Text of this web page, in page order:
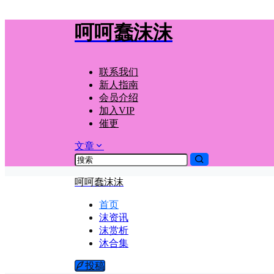
呵呵蠢沫沫
联系我们
新人指南
会员介绍
加入VIP
催更
文章
呵呵蠢沫沫
首页
沫资讯
沫赏析
沐合集
投稿